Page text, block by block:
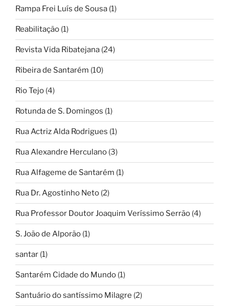
Rampa Frei Luís de Sousa (1)
Reabilitação (1)
Revista Vida Ribatejana (24)
Ribeira de Santarém (10)
Rio Tejo (4)
Rotunda de S. Domingos (1)
Rua Actriz Alda Rodrigues (1)
Rua Alexandre Herculano (3)
Rua Alfageme de Santarém (1)
Rua Dr. Agostinho Neto (2)
Rua Professor Doutor Joaquim Veríssimo Serrão (4)
S. João de Alporão (1)
santar (1)
Santarém Cidade do Mundo (1)
Santuário do santíssimo Milagre (2)